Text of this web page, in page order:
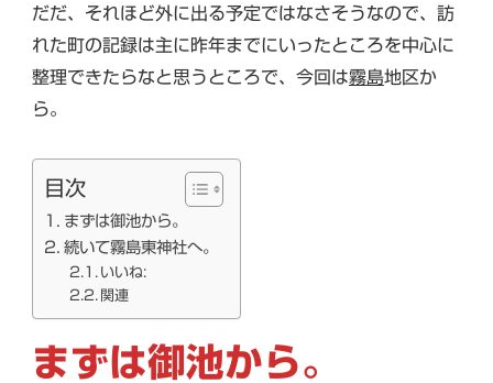
だだ、それほど外に出る予定ではなさそうなので、訪
れた町の記録は主に昨年までにいったところを中心に
整理できたらなと思うところで、今回は霧島地区か
ら。
目次
まずは御池から。
続いて霧島東神社へ。
いいね:
関連
まずは御池から。